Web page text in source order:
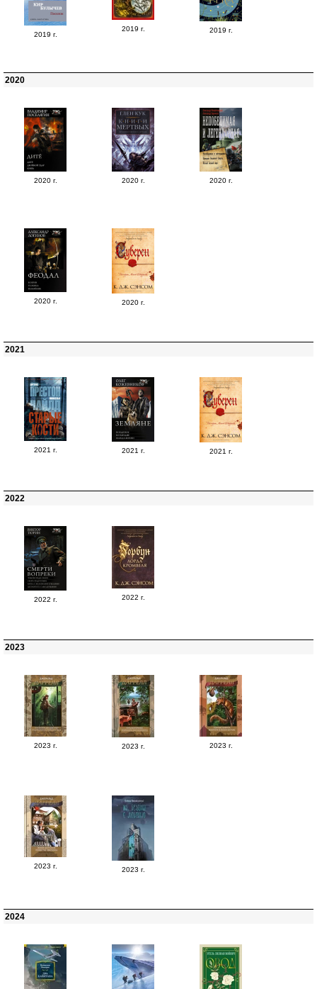
2019 г.
2019 г. 2019 г.
2020
2020 г. 2020 г. 2020 г.
2020 г. 2020 г.
2021
2021 г. 2021 г. 2021 г.
2022
2022 г. 2022 г.
2023
2023 г. 2023 г. 2023 г.
2023 г. 2023 г.
2024